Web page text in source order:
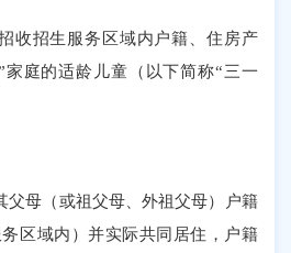
收招生 服务区域内 户籍、住房产
家庭的适龄儿童 （以下简称“三一
父母（或祖父母、外祖父母）户籍
区域内）并实际共同居住，户籍